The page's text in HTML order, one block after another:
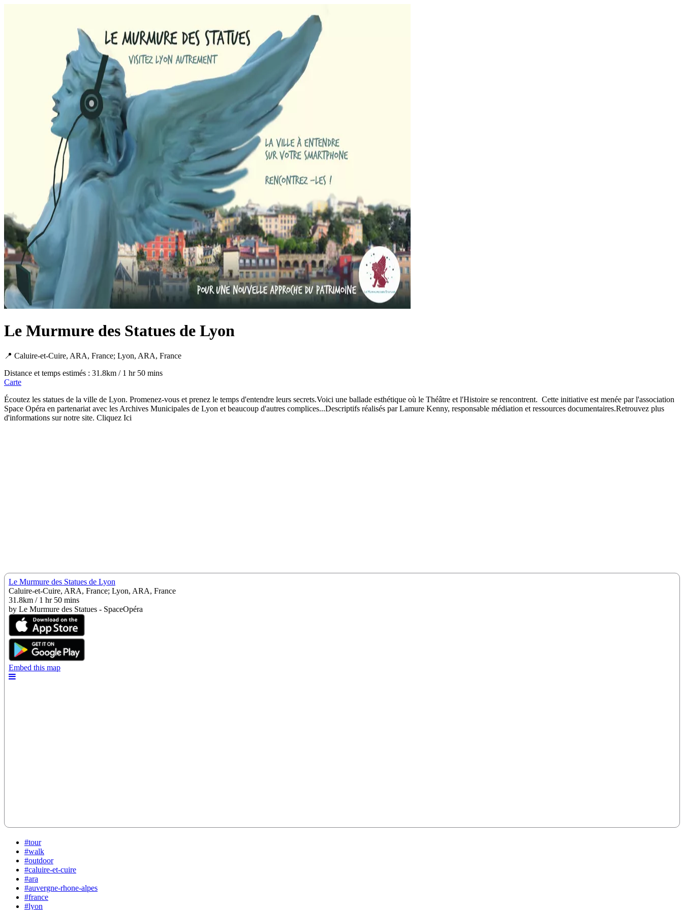
Le Murmure des Statues de Lyon
📍 Caluire-et-Cuire, ARA, France; Lyon, ARA, France
Distance et temps estimés : 31.8km / 1 hr 50 mins
Carte
Écoutez les statues de la ville de Lyon. Promenez-vous et prenez le temps d'entendre leurs secrets.Voici une ballade esthétique où le Théâtre et l'Histoire se rencontrent. Cette initiative est menée par l'association
Space Opéra en partenariat avec les Archives Municipales de Lyon et beaucoup d'autres complices...Descriptifs réalisés par Lamure Kenny, responsable médiation et ressources documentaires.Retrouvez plus
d'informations sur notre site. Cliquez Ici
#tour
#walk
#outdoor
#caluire-et-cuire
#ara
#auvergne-rhone-alpes
#france
#lyon